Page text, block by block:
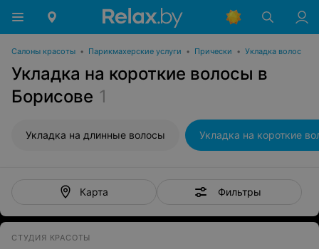
Салоны красоты • Парикмахерские услуги • Прически • Укладка волос
Укладка на короткие волосы в
Борисове 1
Укладка на длинные волосы Укладка на короткие
Карта Фильтры
СТУДИЯ КРАСОТЫ